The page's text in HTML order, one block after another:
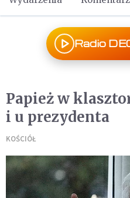
Radio
Papież w
i u prezydenta
KOŚCIÓŁ